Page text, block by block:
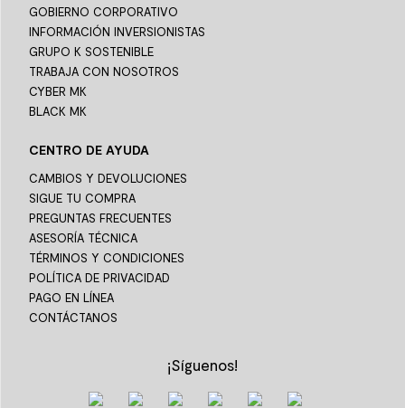
GOBIERNO CORPORATIVO
INFORMACIÓN INVERSIONISTAS
GRUPO K SOSTENIBLE
TRABAJA CON NOSOTROS
CYBER MK
BLACK MK
CENTRO DE AYUDA
CAMBIOS Y DEVOLUCIONES
SIGUE TU COMPRA
PREGUNTAS FRECUENTES
ASESORÍA TÉCNICA
TÉRMINOS Y CONDICIONES
POLÍTICA DE PRIVACIDAD
PAGO EN LÍNEA
CONTÁCTANOS
¡Síguenos!